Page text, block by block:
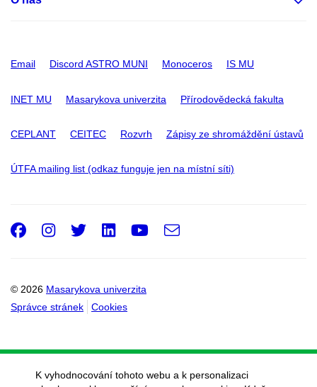
Email Discord ASTRO MUNI Monoceros IS MU
INET MU Masarykova univerzita Přírodovědecká fakulta
CEPLANT CEITEC Rozvrh Zápisy ze shromáždění ústavů
ÚTFA mailing list (odkaz funguje jen na místní síti)
© 2026 Masarykova univerzita
Správce stránek
Cookies
Facebook
Instagram
Twitter
LinkedIn
Youtube
e-
K vyhodnocování tohoto webu a k personalizaci